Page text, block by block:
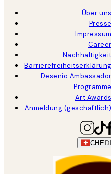
Über uns
Presse
Impressum
Career
Nachhaltigkeit
Barrierefreiheitserklärung
Desenio Ambassador
Programme
Art Awards
Anmeldung (geschäftlich)
CHE